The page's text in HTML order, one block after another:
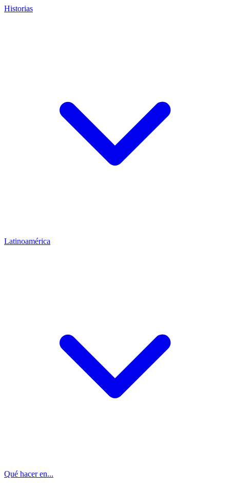
Historias
Latinoamérica
Qué hacer en...